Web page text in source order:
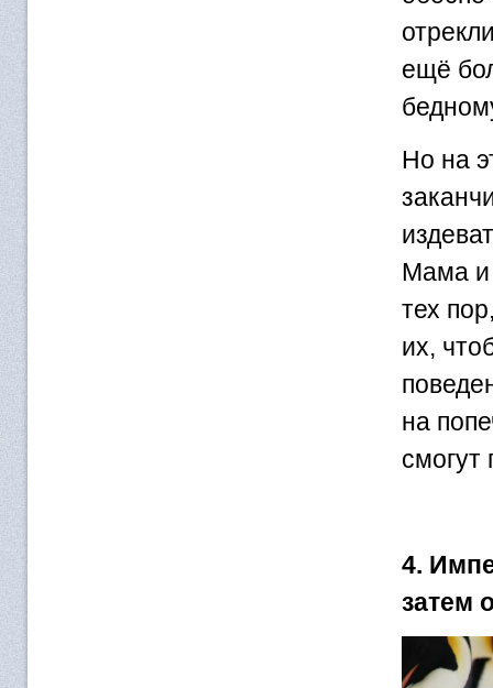
ещё
Но на
Мама и
тех
их,
на
смогут
4.
затем